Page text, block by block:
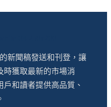
新聞稿發送和刊登，讓
時獲取最新的市場消
和讀者提供高品質、